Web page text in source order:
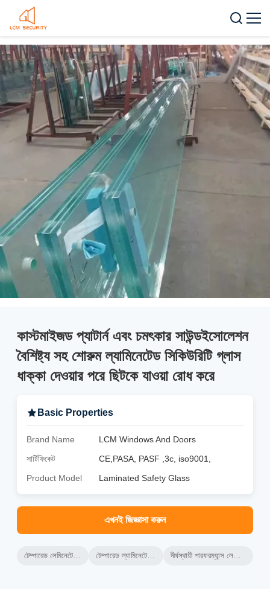
কাস্টমাইজড প্যাটার্ন এবং চমৎকার সাউন্ডইসোলেশন
বৈশিষ্ট্য সহ শোরুম ল্যামিনেটেড সিকিউরিটি গ্লাস
ধাক্কা দেওয়ার পরে ছিটকে যাওয়া রোধ করে
Basic Properties
Brand Name
LCM Windows And Doors
সার্টিফিকেট
CE,PASA, PASF ,3c, iso9001,
Product Model
Laminated Safety Glass
এখনই জিজ্ঞাসা করুন
টেম্পারেড লেমিনেটেড সিকিউরিটি গ্লাস টেম্পারেড ল্যামিনেটেড সিকিউরিটি পার্টিশন দীর্ঘস্থায়ী পারফরম্যান্স লেমিনেটেড সিকিউরিটি গ্লাস